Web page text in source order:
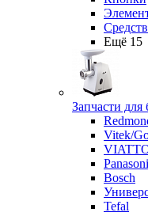
Ещё 15
Запчасти
Vitek/
Bosch
Tefal